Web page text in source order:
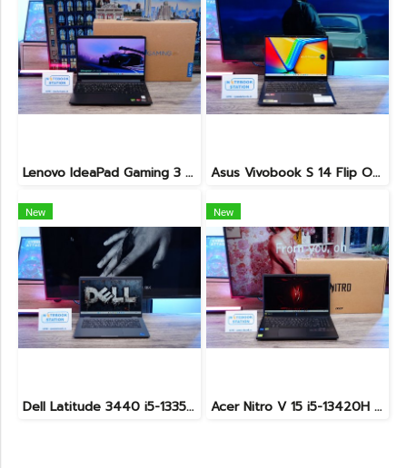
Lenovo IdeaPad Gaming 3 Ryzen5-5500H RAM16 RTX2050(4GB) 512GB M.2 จอ15.6 FHD 144Hz สเปคเกมมิ่ง คีย์บอร์ดไฟสีRGB เครื่องพร้อมใช้งาน ราคาเพียง 16,900.- Asus Vivobook S 14 Flip OLED ทัชกรีนหมุนจอ360องศา Ryzen7-7730U Ram24 SSD512GB จอ14 2.8K OLED 90Hz จอภาพสวยคมชัดมาก ดีไซน์สวยทันสมัย ราคา 18,990.-
New
Dell Latitude 3440 i5-1335U Ram8 SSD512 จอ14นิ้ว สเปคดี คีย์บอร์ดไฟ เครื่องประมวลผลไวพร้อมใช้งาน เพียง 13,990.-
New
Acer Nitro V 15 i5-13420H Ram16 RTX2050(4GB) SSD512GB จอ15.6นิ้ว FHD 144Hz เกมมิ่งรุ่นใหม่ ดีไซน์ฝาหลังสุดเท่ มีประกันศูนย์2027 เครื่องพร้อมใช้งาน ราคาสุดคุ้มเพียง 17,990.-